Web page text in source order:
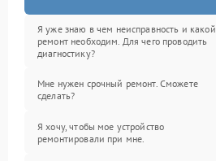
Я уже знаю в чем неисправность и какой
ремонт необходим. Для чего проводить
диагностику?
Мне нужен срочный ремонт. Сможете
сделать?
Я хочу, чтобы мое устройство
ремонтировали при мне.